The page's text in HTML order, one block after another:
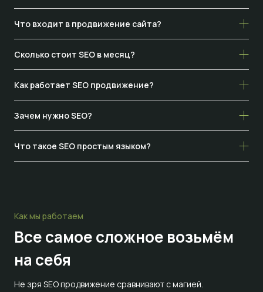
Что входит в продвижение сайта?
Сколько стоит SEO в месяц?
Как работает SEO продвижение?
Зачем нужно SEO?
Что такое SEO простым языком?
Как мы работаем
Все самое сложное возьмём
на себя
Не зря SEO продвижение сравнивают с магией.